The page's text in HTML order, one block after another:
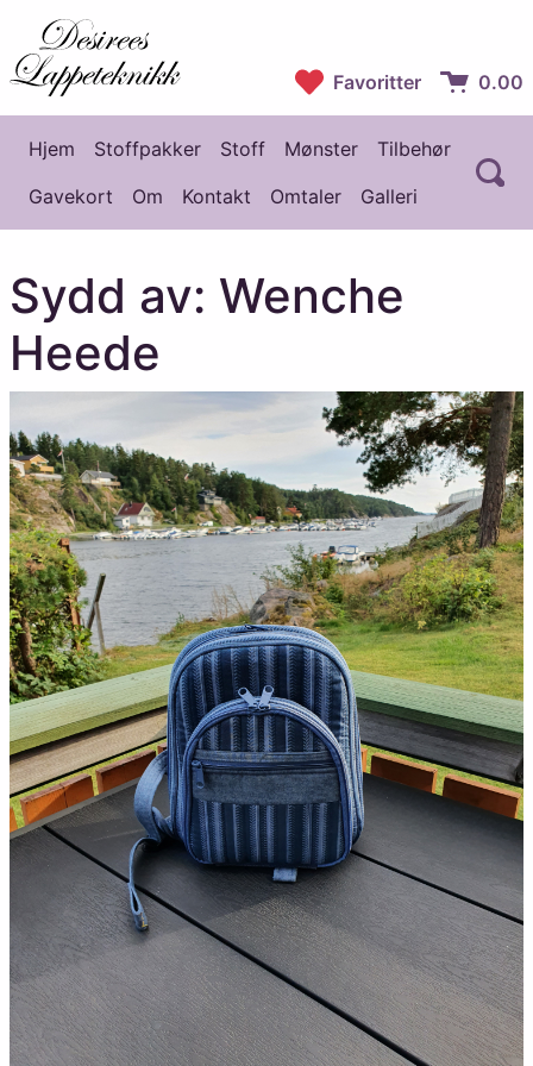
Desirees Lappeteknikk
Favoritter 0.00
Hovedmeny
Hjem Stoffpakker Stoff Mønster
Tilbehør
Gavekort
Om Kontakt Omtaler Galleri
Sydd av: Wenche
Heede